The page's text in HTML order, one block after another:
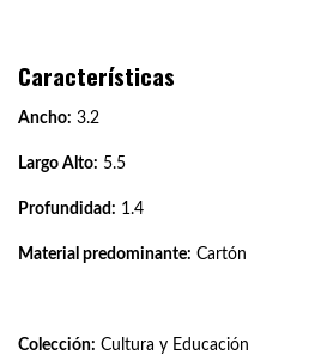
Características
Ancho: 3.2
Largo Alto: 5.5
Profundidad: 1.4
Material predominante: Cartón
Colección: Cultura y Educación